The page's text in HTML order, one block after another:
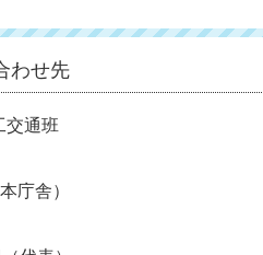
わせ先
交通班
庁舎）